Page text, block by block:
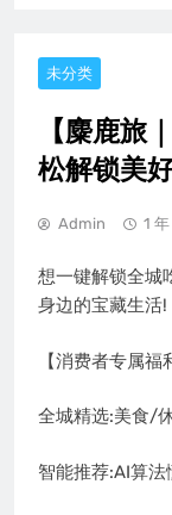
未分类
【麋鹿旅
松解锁美好
Admin 1
想一键解锁全城
身边的宝藏生活!
【消费者专属福
全城精选:美食/
智能推荐:AI算